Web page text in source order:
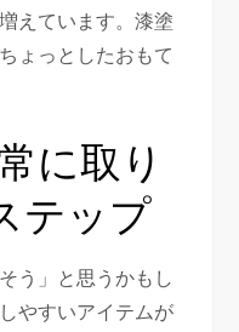
えています。漆塗
ょっとしたおもて
に取り
テップ
う」と思うかもし
やすいアイテムが